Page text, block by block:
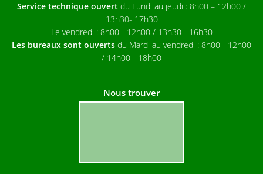
Service technique ouvert du Lundi au jeudi : 8h00 – 12h00 /
13h30- 17h30
Le vendredi : 8h00 - 12h00 / 13h30 - 16h30
Les bureaux sont ouverts du Mardi au vendredi : 8h00 - 12h00
/ 14h00 - 18h00
Nous trouver